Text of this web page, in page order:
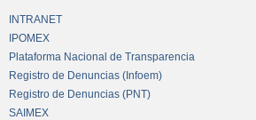
INTRANET
IPOMEX
Plataforma Nacional de Transparencia
Registro de Denuncias (Infoem)
Registro de Denuncias (PNT)
SAIMEX